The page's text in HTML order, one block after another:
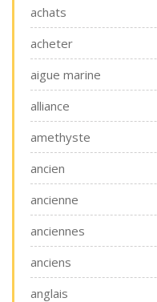
achats
acheter
aigue marine
alliance
amethyste
ancien
ancienne
anciennes
anciens
anglais